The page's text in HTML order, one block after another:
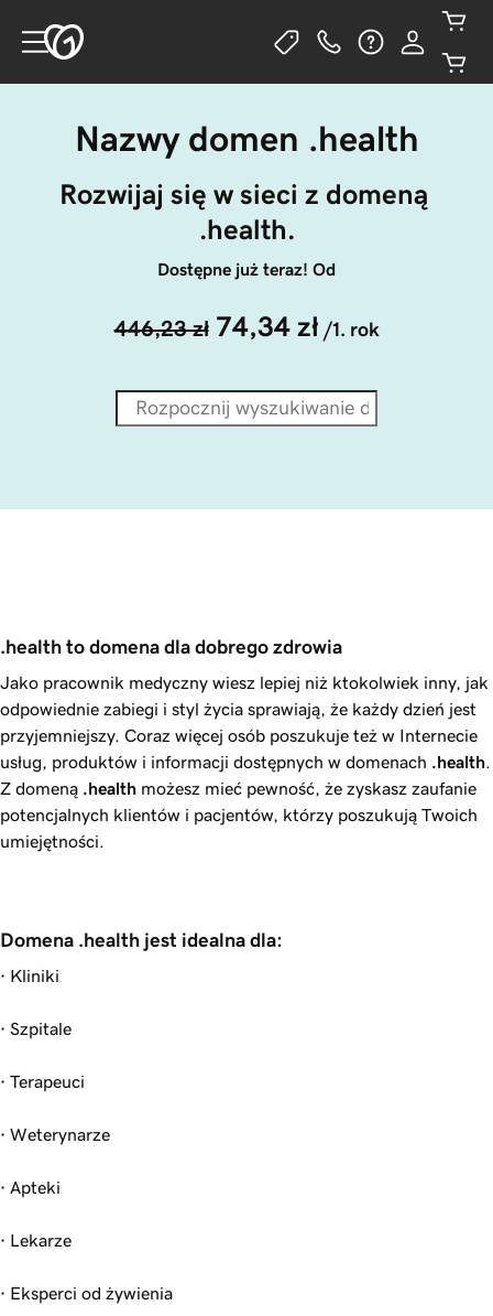
Nazwy domen .health
Rozwijaj się w sieci z domeną
.health.
Dostępne już teraz! Od
446,23 zł 74,34 zł /1. rok
.health to domena dla dobrego zdrowia
Jako pracownik medyczny wiesz lepiej niż ktokolwiek inny, jak
odpowiednie zabiegi i styl życia sprawiają, że każdy dzień jest
przyjemniejszy. Coraz więcej osób poszukuje też w Internecie
usług, produktów i informacji dostępnych w domenach .health
Z domeną .health możesz mieć pewność, że zyskasz zaufanie
potencjalnych klientów i pacjentów, którzy poszukują Twoich
umiejętności.
Domena .health jest idealna dla:
· Kliniki
· Szpitale
· Terapeuci
· Weterynarze
· Apteki
· Lekarze
· Eksperci od żywienia